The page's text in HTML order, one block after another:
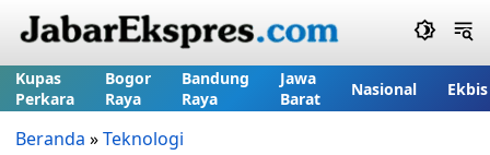
Kupas
Perkara
Bogor
Raya
Bandung
Raya
Jawa
Barat
Nasional Ekbis
Beranda »Teknologi